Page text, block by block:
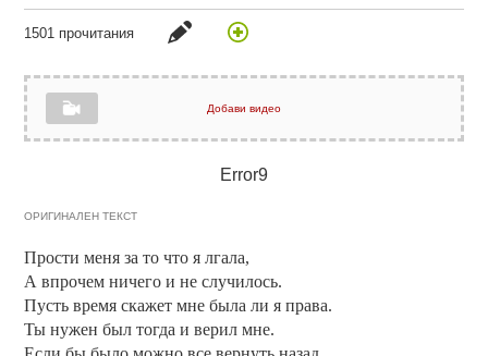
1501 прочитания
Добави видео
Error9
ОРИГИНАЛЕН ТЕКСТ
Прости меня за то что я лгала,
А впрочем ничего и не случилось.
Пусть время скажет мне была ли я права.
Ты нужен был тогда и верил мне.